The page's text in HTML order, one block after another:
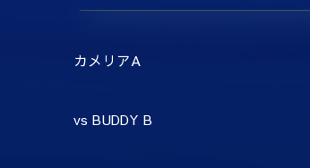
カメリアA
vs BUDDY B